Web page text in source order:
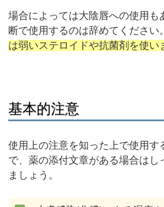
場合によっては大陰唇への使用も
断で使用するのは辞めてください。
は弱いステロイドや抗菌剤を使い
基本的注意
使用上の注意を知った上で使用す
で、薬の添付文章がある場合はし
ましょう。